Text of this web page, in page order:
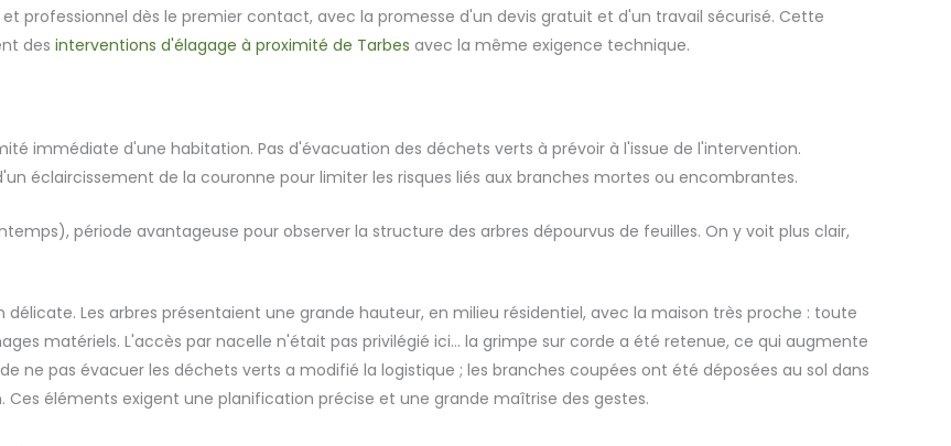
professionnel dès le premier contact, avec la promesse d'un devis gratuit et d'un travail sécurisé. Cette
des interventions d'élagage à proximité de Tarbes avec la même exigence technique.
immédiate d'une habitation. Pas d'évacuation des déchets verts à prévoir à l'issue de l'intervention.
éclaircissement de la couronne pour limiter les risques liés aux branches mortes ou encombrantes.
période avantageuse pour observer la structure des arbres dépourvus de feuilles. On y voit plus clair,
Les arbres présentaient une grande hauteur, en milieu résidentiel, avec la maison très proche : toute
matériels. L'accès par nacelle n'était pas privilégié ici… la grimpe sur corde a été retenue, ce qui augmente
ne pas évacuer les déchets verts a modifié la logistique ; les branches coupées ont été déposées au sol dans
éléments exigent une planification précise et une grande maîtrise des gestes.